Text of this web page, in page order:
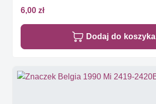
6,00 zł
Dodaj do koszyka